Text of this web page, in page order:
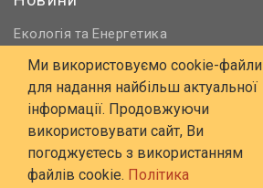
Екологія та Енергетика
Нормативне регулювання
Будівництво та проєктування
Охорона праці та ПБ
© 2006 - 2026 Всі права захищені
E-mail: online@budstandart.com
Ми використовуємо cookie-файли
для надання найбільш актуальної
інформації. Продовжуючи
використовувати сайт, Ви
погоджуєтесь з використанням
файлів cookie. Політика